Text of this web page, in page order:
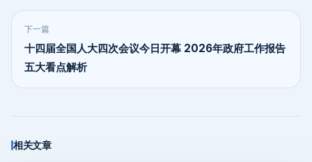
下一篇
十四届全国人大四次会议今日开幕 2026年政府工作报告
五大看点解析
相关文章